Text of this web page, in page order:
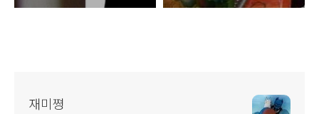
재미쪙